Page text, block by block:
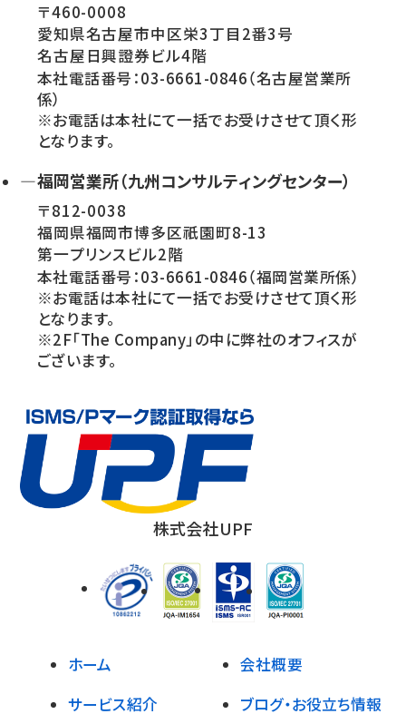
株式会社UPF
ホーム
会社概要
サービス紹介
ブログ・お役立ち情報
〒460-0008
愛知県名古屋市中区栄3丁目2番3号
名古屋日興證券ビル4階
本社電話番号：03-6661-0846（名古屋営業所
係）
※お電話は本社にて一括でお受けさせて頂く形
となります。
—福岡営業所（九州コンサルティングセンター）
〒812-0038
福岡県福岡市博多区祇園町8-13
第一プリンスビル2階
本社電話番号：03-6661-0846（福岡営業所係）
※お電話は本社にて一括でお受けさせて頂く形
となります。
※2F「The Company」の中に弊社のオフィスが
ございます。